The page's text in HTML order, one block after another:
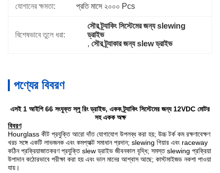
যোগানের ক্ষমতা: প্রতি মাসে ২০০০ Pcs
বিশেষভাবে তুলে ধরা:
সৌর ট্র্যাকিং সিস্টেমের জন্য slewing
ড্রাইভ
, সৌর ট্র্যাকার জন্য slew ড্রাইভ
পণ্যের বিবরণ
এসই 1 আইপি 66 সংযুক্ত স্লু রিং ড্রাইভ, একক ট্র্যাকিং সিস্টেমের জন্য 12VDC মোটর
সহ একক অক্ষ
বিবরণ
Hourglass কীট প্রযুক্তি আরো দাঁত যোগাযোগ উপলব্ধ করা হয়; উচ্চ টর্ক কম রক্ষণাবেক্ষণ
খরচ সঙ্গে একটি লাভজনক এবং কমপ্যাক্ট সমাধান প্রদান; slewing গিয়ার এবং raceway
কঠিন প্রক্রিয়াজাতকরণ প্রযুক্তি slew ড্রাইভ জীবনকাল বৃদ্ধি; সমস্ত slewing প্রক্রিয়া
উপাদান কঠোরভাবে পরীক্ষা করা হয় এবং ভাল মানের আশ্বাস আছে; কাস্টমাইজড নকশা পাওয়া
যায়।